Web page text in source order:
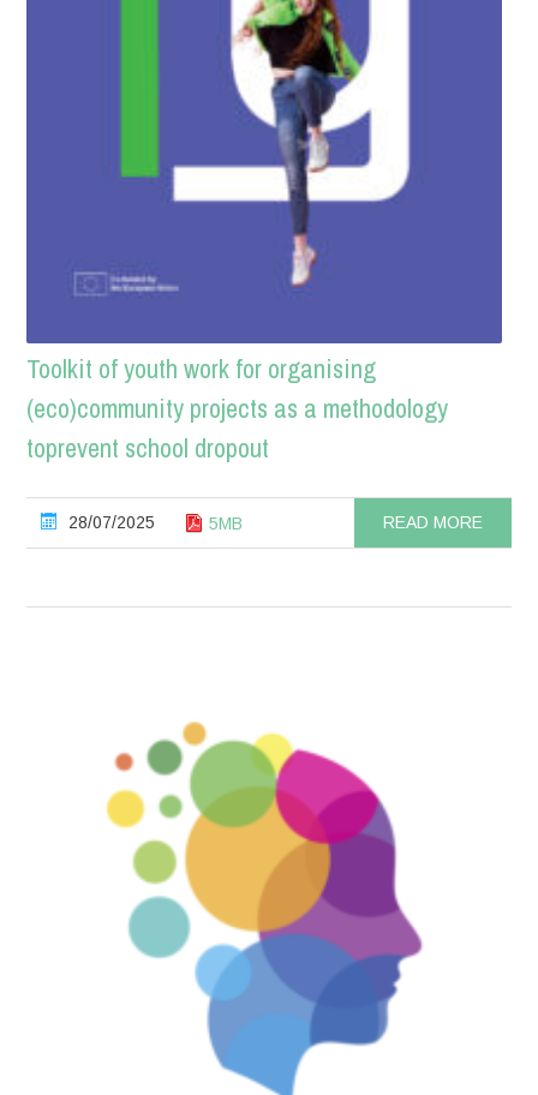
Toolkit of youth work for organising
(eco)community projects as a methodology
toprevent school dropout
28/07/2025 5MB READ MORE